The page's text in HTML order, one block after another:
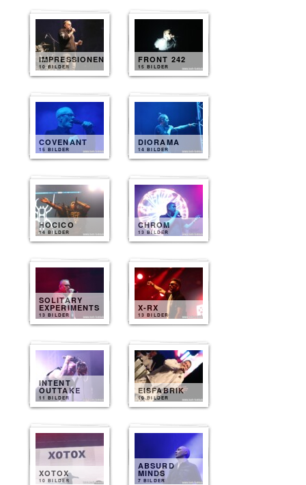
IMPRESSIONEN
10 BILDER
FRONT 242
15 BILDER
COVENANT
15 BILDER
DIORAMA
14 BILDER
HOCICO
14 BILDER
CHROM
13 BILDER
SOLITARY
EXPERIMENTS
13 BILDER
X-RX
13 BILDER
INTENT
OUTTAKE
11 BILDER
EISFABRIK
10 BILDER
XOTOX
10 BILDER
ABSURD
MINDS
7 BILDER